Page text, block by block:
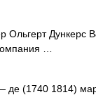
Ольгерт Дункерс
…
де (1740 1814)